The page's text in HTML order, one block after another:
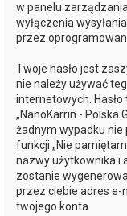
w panelu
wyłączenia
przez
Twoje hasło jest
nie należy używać
internetowych.
„NanoKarrin - Polska
żadnym wypadku nie
funkcji „Nie
nazwy użytkownika i
zostanie
przez ciebie adres e-
twojego konta.